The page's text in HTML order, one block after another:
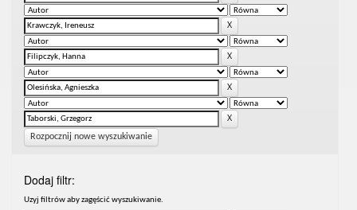
Rozpocznij nowe wyszukiwanie
Dodaj filtr:
Uzyj filtrów aby zagęścić wyszukiwanie.